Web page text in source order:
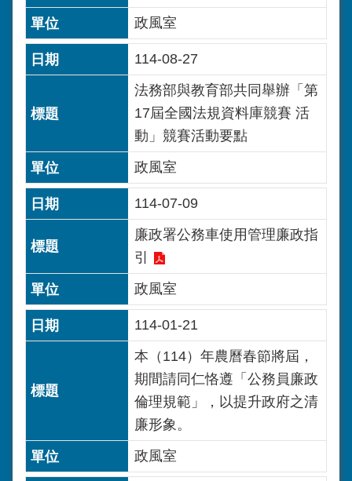
政風室
114-08-27
法務部與教育部共同舉辦「第
17屆全國法規資料庫競賽 活
動」競賽活動要點
政風室
114-07-09
廉政署公務車使用管理廉政指
引
政風室
114-01-21
本（114）年農曆春節將屆，
期間請同仁恪遵「公務員廉政
倫理規範」，以提升政府之清
廉形象。
政風室